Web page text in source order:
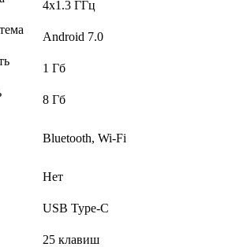
4х1.3 ГГц
Android 7.0
1 Гб
8 Гб
Bluetooth, Wi-Fi
Нет
USB Type-C
25 клавиш